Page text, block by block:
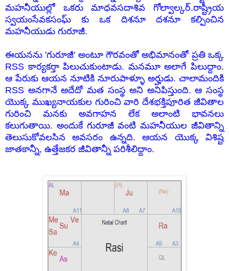
మహనీయుల్లో ఒకరు మాధవసదాశివ గోల్వాల్కర్.రాష్ట్రీయ
స్వయంసేవకసంఘ్ కు ఒక దిశనూ దశనూ కల్పించిన
మహనీయుడు గురూజీ.
ఈయనను 'గురూజీ' అంటూ గౌరవంతో అభిమానంతో ప్రతి ఒక్క
RSS కార్యకర్తా పిలుచుకుంటాడు. మనమూ అలాగే పిలుద్దాం.
ఆ పేరుకు ఆయన నూటికి నూరుపాళ్ళూ అర్హుడు. చాలామందికి
RSS అనగానే అదేదో మత సంస్థ అని అనిపిస్తుంది. ఆ సంస్థ
యొక్క ముఖ్యనాయకుల గురించి వారి దేశభక్తిపూరిత జీవితాల
గురించి మనకు అవగాహన లేక అలాంటి భావనలు
కలుగుతాయి. అందుకే గురూజీ వంటి మహనీయుల జీవితాన్ని
తెలుసుకోవలసిన అవసరం ఉన్నది. ఆయన యొక్క విశిష్ట
జాతకాన్నీ, ఉత్తేజకర జీవితాన్నీ పరిశీలిద్దాం.